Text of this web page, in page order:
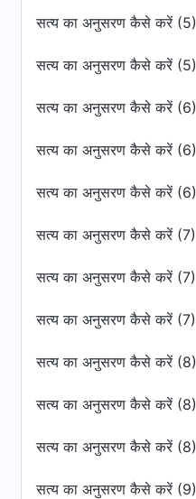
सत्य का अनुसरण कैसे करें (5)
सत्य का अनुसरण कैसे करें (5)
सत्य का अनुसरण कैसे करें (6)
सत्य का अनुसरण कैसे करें (6)
सत्य का अनुसरण कैसे करें (6)
सत्य का अनुसरण कैसे करें (7)
सत्य का अनुसरण कैसे करें (7)
सत्य का अनुसरण कैसे करें (7)
सत्य का अनुसरण कैसे करें (8)
सत्य का अनुसरण कैसे करें (8)
सत्य का अनुसरण कैसे करें (8)
सत्य का अनुसरण कैसे करें (9)